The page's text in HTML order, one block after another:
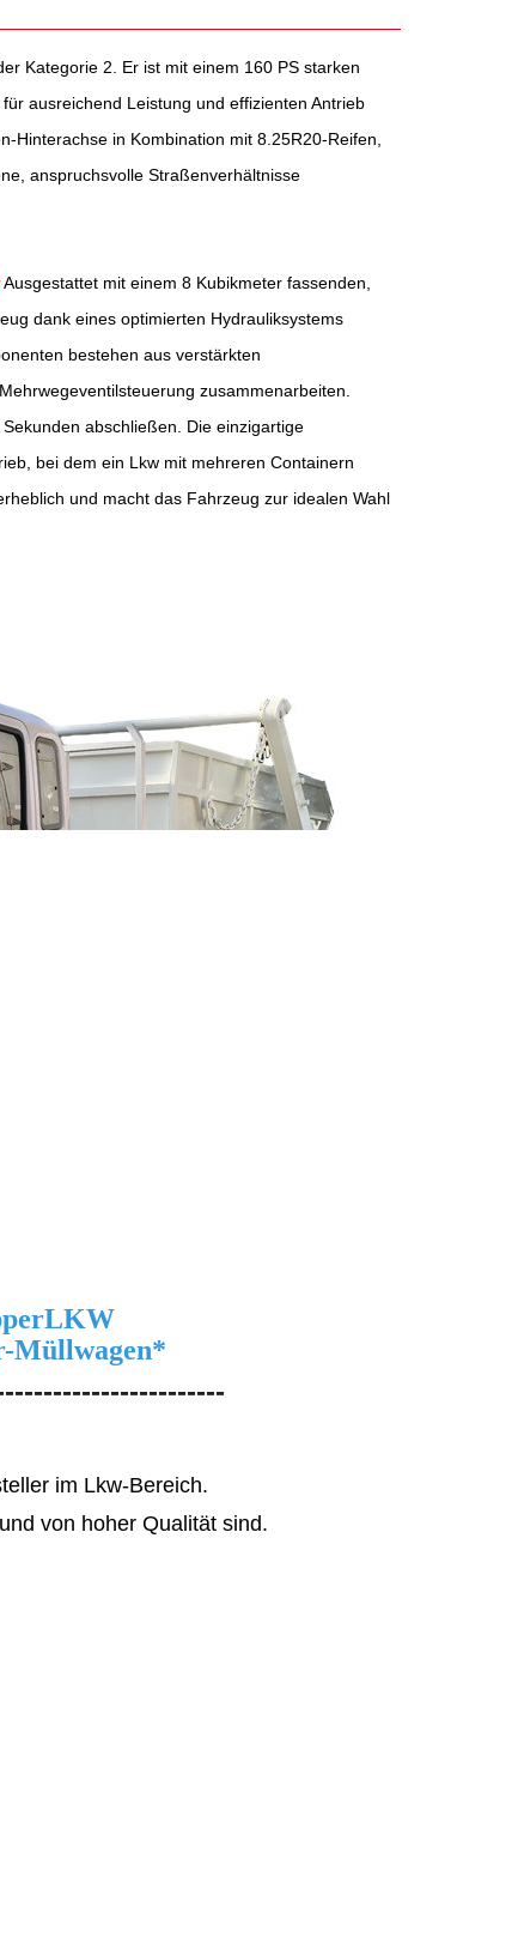
Kategorie 2. Er ist mit einem 160 PS starken
ausreichend Leistung und effizienten Antrieb
Hinterachse in Kombination mit 8.25R20-Reifen,
anspruchsvolle Straßenverhältnisse
Ausgestattet mit einem 8 Kubikmeter fassenden,
dank eines optimierten Hydrauliksystems
bestehen aus verstärkten
zusammenarbeiten.
abschließen. Die einzigartige
bei dem ein Lkw mit mehreren Containern
und macht das Fahrzeug zur idealen Wahl
LKW
Müllwagen*
im Lkw-Bereich.
von hoher Qualität sind.